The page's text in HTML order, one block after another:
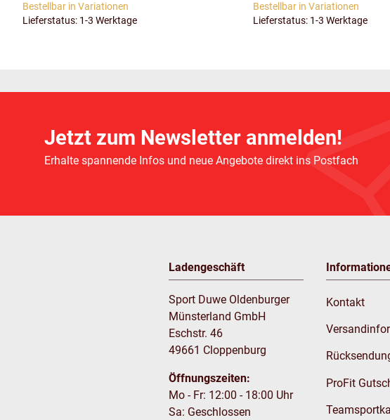
Bestellbar in Variationen
Lieferstatus: 1-3 Werktage
Bestellbar in Variationen
Lieferstatus: 1-3 Werktage
Jetzt zum Newsletter anmelden!
Erhalte spannende Infos und neue Angebote direkt ins Postfach
Ladengeschäft
Sport Duwe Oldenburger
Münsterland GmbH
Eschstr. 46
49661 Cloppenburg
Öffnungszeiten:
Mo - Fr: 12:00 - 18:00 Uhr
Sa: Geschlossen
Kontakt
ProFit